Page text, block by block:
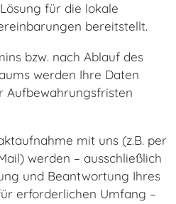
für die lokale
bereitstellt.
bzw. nach Ablauf des
werden Ihre Daten
Aufbewahrungsfristen
mit uns (z.B. per
werden – ausschließlich
und Beantwortung Ihres
erforderlichen Umfang –